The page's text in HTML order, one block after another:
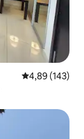
4,89 av 5 i
4,89 (143)